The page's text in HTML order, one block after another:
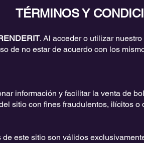
TÉRMINOS Y
. Al acceder o utilizar
de no estar de acuerdo con los
información y facilitar la venta de
sitio con fines fraudulentos, ilícitos
este sitio son válidos